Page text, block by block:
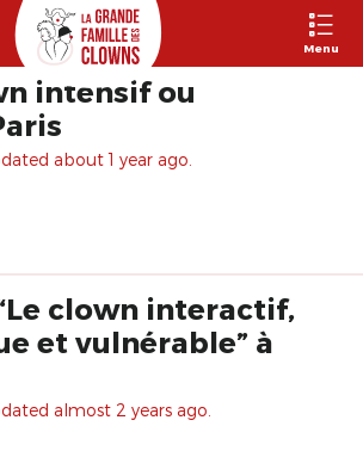
Menu
intensif ou
about 1 year ago.
clown interactif,
et vulnérable” à
almost 2 years ago.